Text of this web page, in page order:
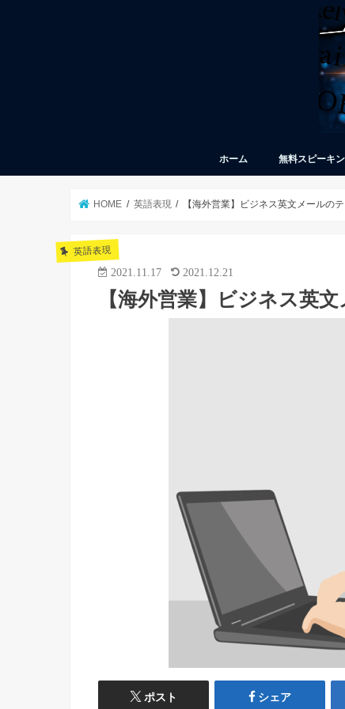
ホーム 無料スピーキ
HOME 英語表現 【海外営業】ビジネス英文メールの
英語表現
2021.11.17 2021.12.21
【海外営業】ビジネス英
ポスト シェア